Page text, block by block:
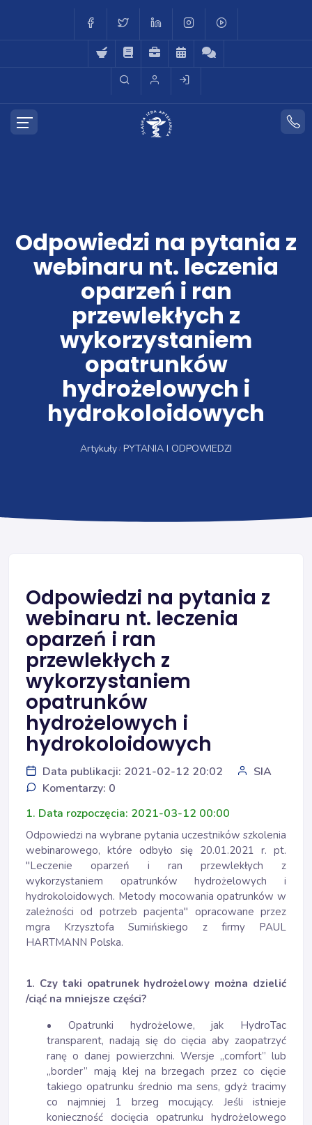
Odpowiedzi na pytania z
webinaru nt. leczenia
oparzeń i ran
przewlekłych z
wykorzystaniem
opatrunków
hydrożelowych i
hydrokoloidowych
Artykuły PYTANIA I ODPOWIEDZI
Odpowiedzi na pytania z
webinaru nt. leczenia
oparzeń i ran
przewlekłych z
wykorzystaniem
opatrunków
hydrożelowych i
hydrokoloidowych
Data publikacji: 2021-02-12 20:02
SIA
Komentarzy: 0
1. Data rozpoczęcia: 2021-03-12 00:00
Odpowiedzi na wybrane pytania uczestników szkolenia
webinarowego, które odbyło się 20.01.2021 r. pt.
"Leczenie oparzeń i ran przewlekłych z
wykorzystaniem opatrunków hydrożelowych i
hydrokoloidowych. Metody mocowania opatrunków w
zależności od potrzeb pacjenta" opracowane przez
mgra Krzysztofa Sumińskiego z firmy PAUL
HARTMANN Polska.
1. Czy taki opatrunek hydrożelowy można dzielić
/ciąć na mniejsze części?
• Opatrunki hydrożelowe, jak HydroTac
transparent, nadają się do cięcia aby zaopatrzyć
ranę o danej powierzchni. Wersje „comfort” lub
„border” mają klej na brzegach przez co cięcie
takiego opatrunku średnio ma sens, gdyż tracimy
co najmniej 1 brzeg mocujący. Jeśli istnieje
konieczność docięcia opatrunku hydrożelowego